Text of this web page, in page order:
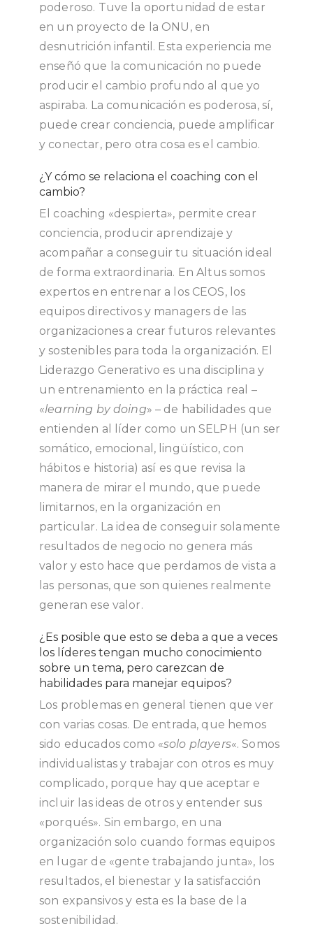
poderoso. Tuve la oportunidad de estar
en un proyecto de la ONU, en
desnutrición infantil. Esta experiencia me
enseñó que la comunicación no puede
producir el cambio profundo al que yo
aspiraba. La comunicación es poderosa, sí,
puede crear conciencia, puede amplificar
y conectar, pero otra cosa es el cambio.
¿Y cómo se relaciona el coaching con el
cambio?
El coaching «despierta», permite crear
conciencia, producir aprendizaje y
acompañar a conseguir tu situación ideal
de forma extraordinaria. En Altus somos
expertos en entrenar a los CEOS, los
equipos directivos y managers de las
organizaciones a crear futuros relevantes
y sostenibles para toda la organización. El
Liderazgo Generativo es una disciplina y
un entrenamiento en la práctica real –
«learning by doing» – de habilidades que
entienden al líder como un SELPH (un ser
somático, emocional, lingüístico, con
hábitos e historia) así es que revisa la
manera de mirar el mundo, que puede
limitarnos, en la organización en
particular. La idea de conseguir solamente
resultados de negocio no genera más
valor y esto hace que perdamos de vista a
las personas, que son quienes realmente
generan ese valor.
¿Es posible que esto se deba a que a veces
los líderes tengan mucho conocimiento
sobre un tema, pero carezcan de
habilidades para manejar equipos?
Los problemas en general tienen que ver
con varias cosas. De entrada, que hemos
sido educados como «solo players«. Somos
individualistas y trabajar con otros es muy
complicado, porque hay que aceptar e
incluir las ideas de otros y entender sus
«porqués». Sin embargo, en una
organización solo cuando formas equipos
en lugar de «gente trabajando junta», los
resultados, el bienestar y la satisfacción
son expansivos y esta es la base de la
sostenibilidad.